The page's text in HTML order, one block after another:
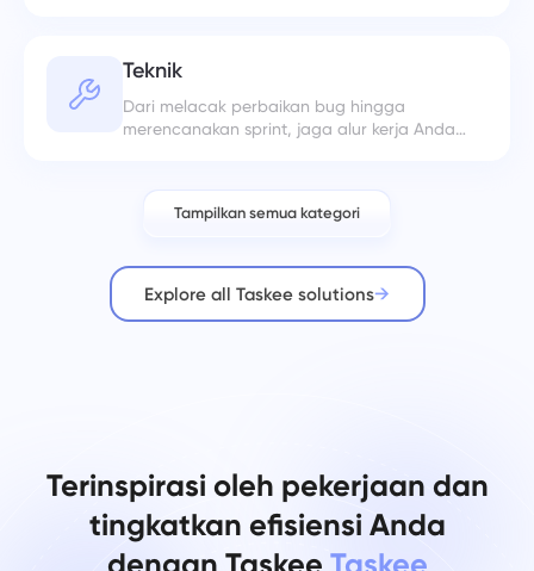
Teknik
Dari melacak perbaikan bug hingga
merencanakan sprint, jaga alur kerja Anda
Tampilkan semua kategori
Explore all Taskee solutions
Terinspirasi oleh pekerjaan dan
tingkatkan efisiensi Anda